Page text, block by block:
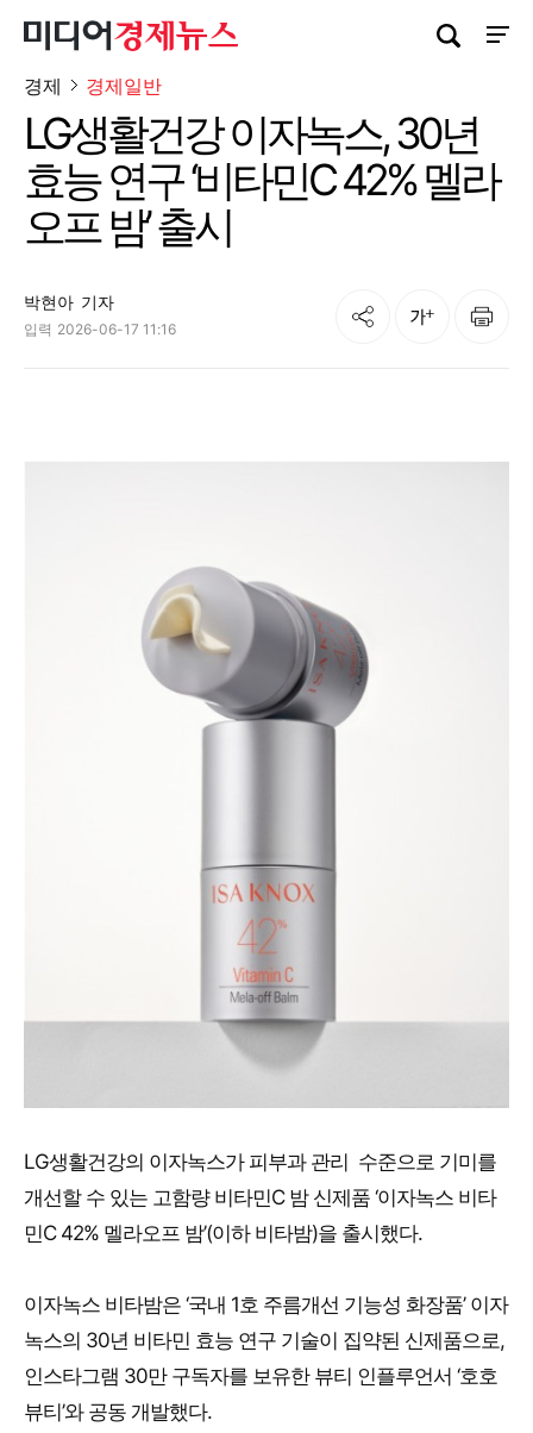
사이
검색창 열기
경제 경제일반
LG생활건강 이자녹스, 30년
효능 연구 ‘비타민C 42% 멜라
오프 밤’ 출시
박현아 기자
입력 2026-06-17 11:16
공유 글자크기 인쇄
LG생활건강의 이자녹스가 피부과 관리 수준으로 기미를
개선할 수 있는 고함량 비타민C 밤 신제품 ‘이자녹스 비타
민C 42% 멜라오프 밤’(이하 비타밤)을 출시했다.
이자녹스 비타밤은 ‘국내 1호 주름개선 기능성 화장품’ 이자
녹스의 30년 비타민 효능 연구 기술이 집약된 신제품으로,
인스타그램 30만 구독자를 보유한 뷰티 인플루언서 ‘호호
뷰티’와 공동 개발했다.